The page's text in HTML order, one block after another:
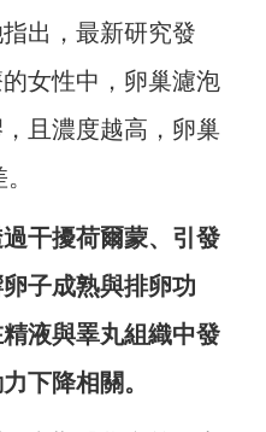
出，最新研究發
女性中，卵巢濾泡
且濃度越高，卵巢
干擾荷爾蒙、引發
子成熟與排卵功
液與睪丸組織中發
下降相關。